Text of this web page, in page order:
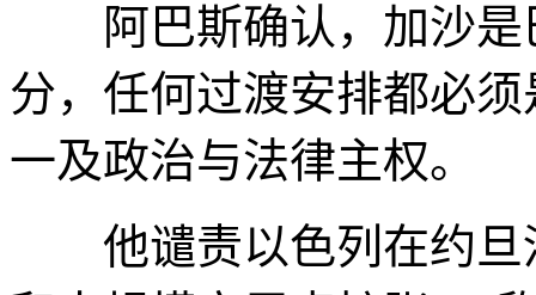
阿巴斯确认，加沙是
分，任何过渡安排都必
一及政治与法律主权。
他谴责以色列在约旦